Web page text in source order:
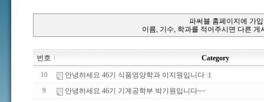
파써블 홈페이지에 가
이름, 기수, 학과를 적어주시면 다른
번호 Category
10 안녕하세요 46기 식품영양학과 이지원입니다 1
9 안녕하세요 46기 기계공학부 박기원입니다~~